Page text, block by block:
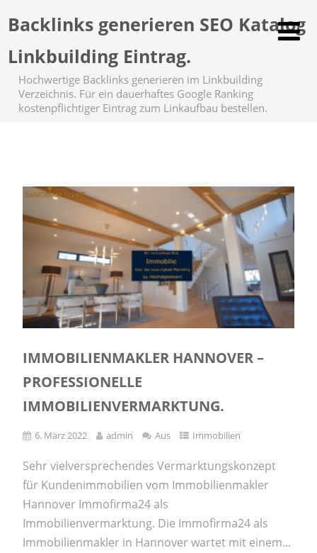
Backlinks generieren SEO Katalog
Linkbuilding Eintrag.
Hochwertige Backlinks generieren im Linkbuilding
Verzeichnis. Für ein dauerhaftes Google Ranking
kostenpflichtiger Eintrag zum Linkaufbau bestellen.
IMMOBILIENMAKLER HANNOVER –
PROFESSIONELLE
IMMOBILIENVERMARKTUNG.
6. März 2022 admin Aus Immobilien
Sehr vielversprechendes Vermarktungskonzept
für Kundenimmobilien vom Immobilienmakler
Hannover Immofirma24 als
Immobilienvermarktung. Die Immofirma24 als
Immobilienmakler in Hannover wartet mit einem...